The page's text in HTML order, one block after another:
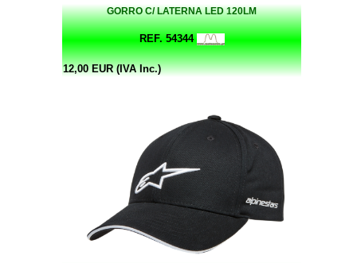
GORRO C/ LATERNA LED 120LM
REF. 54344
12,00 EUR (IVA Inc.)